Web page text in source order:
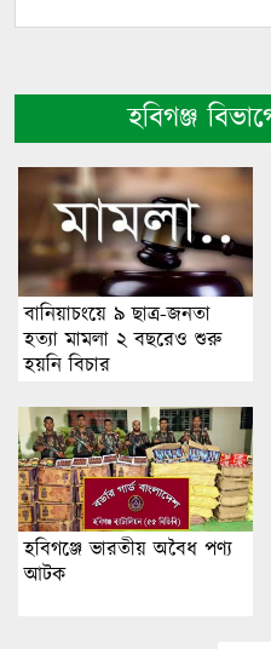
হবিগঞ্জ
বানিয়াচংয়ে ৯ ছাত্র-জনতা
হত্যা মামলা ২ বছরেও শুরু
হয়নি বিচার
হবিগঞ্জে ভারতীয় অবৈধ পণ্য
আটক